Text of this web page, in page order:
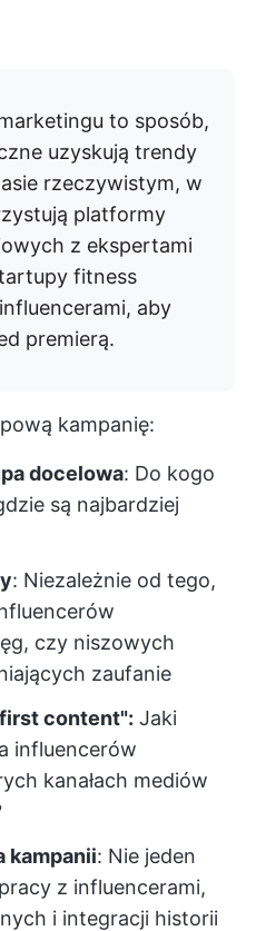
to sposób,
uzyskują trendy
rzeczywistym, w
platformy
z ekspertami
fitness
aby
premierą.
kampanię:
docelowa: Do kogo
są najbardziej
: Niezależnie od tego,
czy niszowych
zaufanie
content": Jaki
influencerów
kanałach mediów
kampanii: Nie jeden
z influencerami,
i integracji historii